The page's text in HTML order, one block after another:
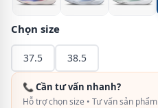
Chọn size
37.5 38.5
📞 Cần tư vấn nhanh?
Hỗ trợ chọn size • Tư vấn sản phẩm